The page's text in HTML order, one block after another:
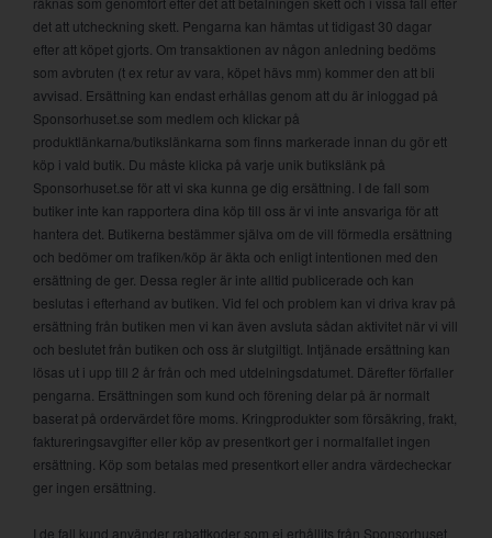
det att utcheckning skett. Pengarna kan hämtas ut tidigast 30 dagar
efter att köpet gjorts. Om transaktionen av någon anledning bedöms
som avbruten (t ex retur av vara, köpet hävs mm) kommer den att bli
avvisad. Ersättning kan endast erhållas genom att du är inloggad på
Sponsorhuset.se som medlem och klickar på
produktlänkarna/butikslänkarna som finns markerade innan du gör ett
köp i vald butik. Du måste klicka på varje unik butikslänk på
Sponsorhuset.se för att vi ska kunna ge dig ersättning. I de fall som
butiker inte kan rapportera dina köp till oss är vi inte ansvariga för att
hantera det. Butikerna bestämmer själva om de vill förmedla ersättning
och bedömer om trafiken/köp är äkta och enligt intentionen med den
ersättning de ger. Dessa regler är inte alltid publicerade och kan
beslutas i efterhand av butiken. Vid fel och problem kan vi driva krav på
ersättning från butiken men vi kan även avsluta sådan aktivitet när vi vill
och beslutet från butiken och oss är slutgiltigt. Intjänade ersättning kan
lösas ut i upp till 2 år från och med utdelningsdatumet. Därefter förfaller
pengarna. Ersättningen som kund och förening delar på är normalt
baserat på ordervärdet före moms. Kringprodukter som försäkring, frakt,
faktureringsavgifter eller köp av presentkort ger i normalfallet ingen
ersättning. Köp som betalas med presentkort eller andra värdecheckar
ger ingen ersättning.
I de fall kund använder rabattkoder som ej erhållits från Sponsorhuset